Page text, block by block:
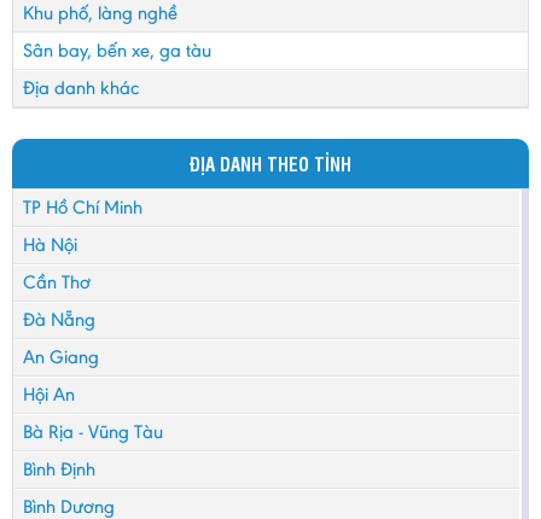
Khu phố, làng nghề
Sân bay, bến xe, ga tàu
Địa danh khác
ĐỊA DANH THEO TỈNH
TP Hồ Chí Minh
Hà Nội
Cần Thơ
Đà Nẵng
An Giang
Hội An
Bà Rịa - Vũng Tàu
Bình Định
Bình Dương